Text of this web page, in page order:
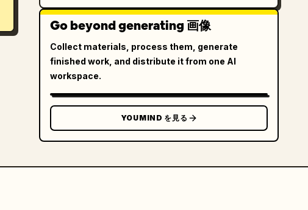
Go beyond generating 画像
Collect materials, process them, generate
finished work, and distribute it from one AI
workspace.
YOUMIND を見る